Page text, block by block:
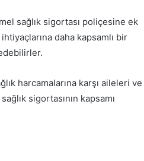
sağlık sigortası poliçesine ek
daha kapsamlı bir
harcamalarına karşı aileleri ve
sigortasının kapsamı